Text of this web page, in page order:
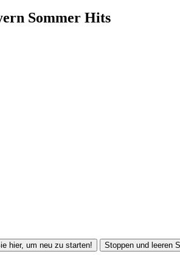
Sommer Hits
hier, um neu zu starten! Stoppen und leeren